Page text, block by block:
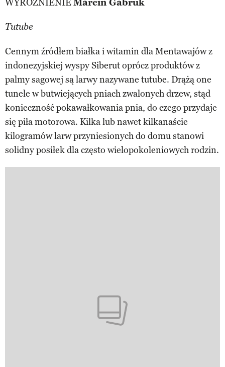
WYRÓŻNIENIEMarcin Gabruk
Tutube
Cennym źródłem białka i witamin dla Mentawajów z
indonezyjskiej wyspy Siberut oprócz produktów z
palmy sagowej są larwy nazywane tutube. Drążą one
tunele w butwiejących pniach zwalonych drzew, stąd
konieczność pokawałkowania pnia, do czego przydaje
się piła motorowa. Kilka lub nawet kilkanaście
kilogramów larw przyniesionych do domu stanowi
solidny posiłek dla często wielopokoleniowych rodzin.